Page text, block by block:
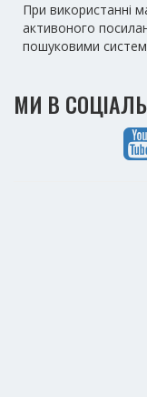
При використанні
активоного
пошуковими
МИ В